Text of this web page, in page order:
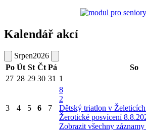
Kalendář akcí
Srpen2026
Po Út St Čt Pá So
27 28 29 30 31 1
3 4 5 6 7
8
2
Dětský triatlon v
Žerotické posvícení
Zobrazit všechny záznamy